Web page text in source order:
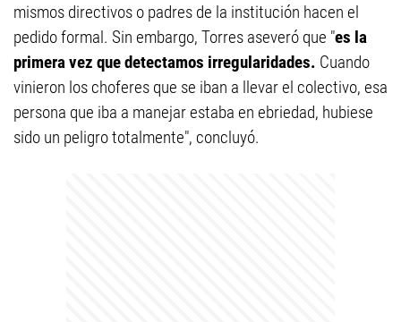
mismos directivos o padres de la institución hacen el
pedido formal. Sin embargo, Torres aseveró que "es la
primera vez que detectamos irregularidades. Cuando
vinieron los choferes que se iban a llevar el colectivo, esa
persona que iba a manejar estaba en ebriedad, hubiese
sido un peligro totalmente", concluyó.